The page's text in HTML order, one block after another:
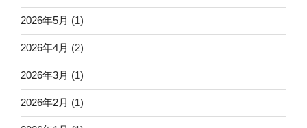
2026年5月 (1)
2026年4月 (2)
2026年3月 (1)
2026年2月 (1)